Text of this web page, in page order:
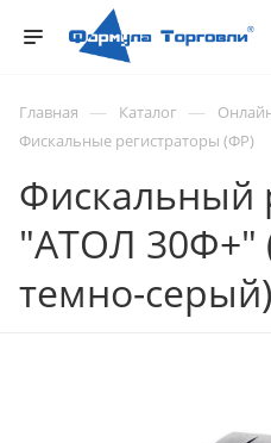
Главная — Каталог —
Фискальные регистраторы (ФР)
Фискальный
"АТОЛ 30Ф+"
темно-